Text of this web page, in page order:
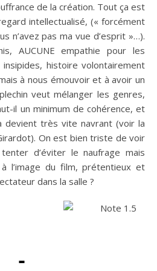
de la création. Tout ça est
intellectualisé, (« forcément
n’avez pas ma vue d’esprit »…).
AUCUNE empathie pour les
histoire volontairement
à nous émouvoir et à avoir un
veut mélanger les genres,
il un minimum de cohérence, et
devient très vite navrant (voir la
On est bien triste de voir
d’éviter le naufrage mais
l’image du film, prétentieux et
dans la salle ?